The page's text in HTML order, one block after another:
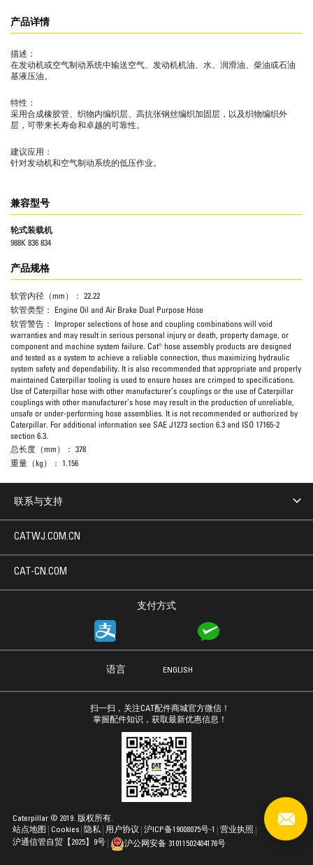
产品详情
描述：
在发动机或空气制动系统中输送空气、发动机机油、水、润滑油、柴油或石油
基液压油。
特性：
采用合成橡胶管、织物内编织层、高抗张钢丝编织加固层，以及织物编织外
层，可带来长寿命和卓越的可靠性。
建议应用：
针对发动机和空气制动系统的低压作业。
兼容型号
轮式装载机
988K 836 834
产品规格
软管内径（mm）： 22.22
软管类型： Engine Oil and Air Brake Dual Purpose Hose
软管警告： Improper selections of hose and coupling combinations will void
warranties and may result in serious personal injury or death, property damage, or
component and machine system failure. Cat® hose assembly products are designed
and tested as a system to achieve a reliable connection, thus maximizing hydraulic
system safety and dependability. It is also recommended that appropriate and properly
maintained Caterpillar tooling is used to ensure hoses are crimped to specifications.
Use of Caterpillar hose with other manufacturer’s couplings or the use of Caterpillar
couplings with other manufacturer’s hose may result in the production of unreliable,
unsafe or under-performing hose assemblies. It is not recommended or authorized by
Caterpillar. For additional information see SAE J1273 section 6.3 and ISO 17165-2
section 6.3.
总长度（mm）： 378
重量（kg）： 1.156
联系与支持
支付方式
CATWJ.COM.CN
CAT-CN.COM
语言 ENGLISH
扫一扫，关注CAT配件商城官方微信！
掌握配件知识，获取最新优惠信息！
站点地图 Cookies 隐私 用户协议
Caterpillar © 2019. 版权所有.
沪ICP备19008075号-1
营业执照
沪通信管自贸【2025】9号
沪公网安备 31011502404176号